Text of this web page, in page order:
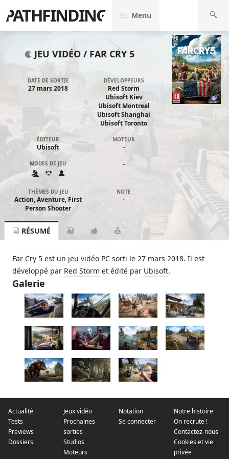
PATHFINDING Menu
JEU VIDÉO / FAR CRY 5
DATE DE SORTIE
27 mars 2018
DÉVELOPPEURS
Red Storm
Ubisoft Kiev
Ubisoft Montreal
Ubisoft Shanghai
Ubisoft Toronto
ÉDITEUR
Ubisoft
MOTEUR
-
MODES DE JEU -
THÈMES DU JEU
Action, Aventure, First
Person Shooter
NOTE
-
RÉSUMÉ
Far Cry 5 est un jeu vidéo PC sorti le 27 mars 2018. Il est
développé par Red Storm et édité par Ubisoft.
Galerie
Actualité
Tests
Previews
Dossiers
Jeux vidéo
Prochaines
sorties
Studios
Moteurs
Notation
Se connecter
Notre histoire
On recrute !
Contactez-nous
Cookies et vie
privée